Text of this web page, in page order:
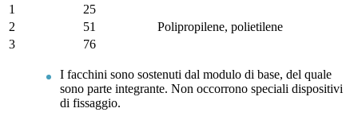
1
25
Polipropilene, polietilene
2
51
3
76
I facchini sono sostenuti dal modulo di base, del quale
sono parte integrante. Non occorrono speciali dispositivi
di fissaggio.